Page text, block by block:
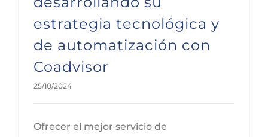
estrategia tecnológica y
de automatización con
Coadvisor
25/10/2024
Ofrecer el mejor servicio de